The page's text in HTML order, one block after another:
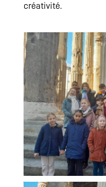
créativité.